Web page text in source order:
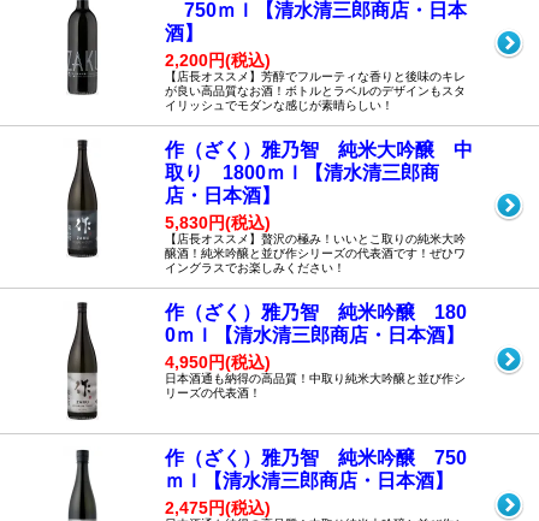
750ｍｌ【清水清三郎商店・日本
酒】
2,200円(税込)
【店長オススメ】芳醇でフルーティな香りと後味のキレ
が良い高品質なお酒！ボトルとラベルのデザインもスタ
イリッシュでモダンな感じが素晴らしい！
作（ざく）雅乃智 純米大吟醸 中
取り 1800ｍｌ【清水清三郎商
店・日本酒】
5,830円(税込)
【店長オススメ】贅沢の極み！いいとこ取りの純米大吟
醸酒！純米吟醸と並び作シリーズの代表酒です！ぜひワ
イングラスでお楽しみください！
作（ざく）雅乃智 純米吟醸 180
0ｍｌ【清水清三郎商店・日本酒】
4,950円(税込)
日本酒通も納得の高品質！中取り純米大吟醸と並び作シ
リーズの代表酒！
作（ざく）雅乃智 純米吟醸 750
ｍｌ【清水清三郎商店・日本酒】
2,475円(税込)